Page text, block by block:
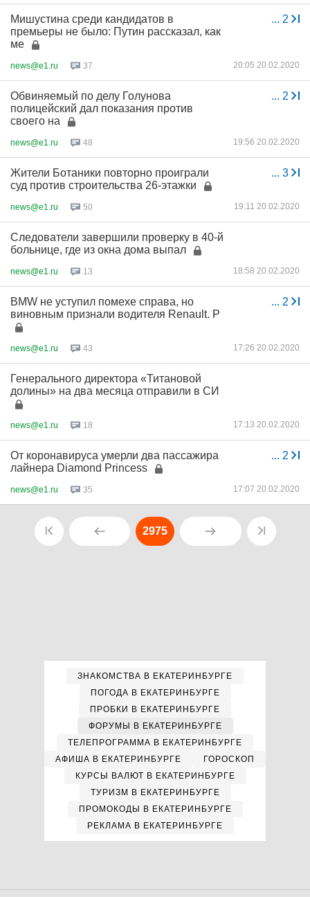
... 2
Мишустина среди кандидатов в
премьеры не было: Путин рассказал, как
ме
news@e1.ru 37 20:05 20.02.2020
... 2
Обвиняемый по делу Голунова
полицейский дал показания против
своего на
news@e1.ru 48 19:56 20.02.2020
... 3
Жители Ботаники повторно проиграли
суд против строительства 26-этажки
news@e1.ru 50 19:11 20.02.2020
Следователи завершили проверку в 40-й
больнице, где из окна дома выпал
news@e1.ru 13 18:58 20.02.2020
... 2
BMW не уступил помехе справа, но
виновным признали водителя Renault. Р
news@e1.ru 43 17:26 20.02.2020
Генерального директора «Титановой
долины» на два месяца отправили в СИ
news@e1.ru 18 17:13 20.02.2020
... 2
От коронавируса умерли два пассажира
лайнера Diamond Princess
news@e1.ru 35 17:07 20.02.2020
2975
ЗНАКОМСТВА В ЕКАТЕРИНБУРГЕ
ПОГОДА В ЕКАТЕРИНБУРГЕ
ПРОБКИ В ЕКАТЕРИНБУРГЕ
ФОРУМЫ В ЕКАТЕРИНБУРГЕ
ТЕЛЕПРОГРАММА В ЕКАТЕРИНБУРГЕ
АФИША В ЕКАТЕРИНБУРГЕ
ГОРОСКОП
КУРСЫ ВАЛЮТ В ЕКАТЕРИНБУРГЕ
ТУРИЗМ В ЕКАТЕРИНБУРГЕ
ПРОМОКОДЫ В ЕКАТЕРИНБУРГЕ
РЕКЛАМА В ЕКАТЕРИНБУРГЕ